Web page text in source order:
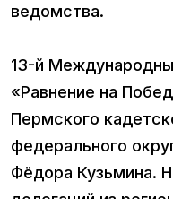
ведомства.
13-й
«Равнение на
Пермского
федерального
Фёдора Кузьмина.